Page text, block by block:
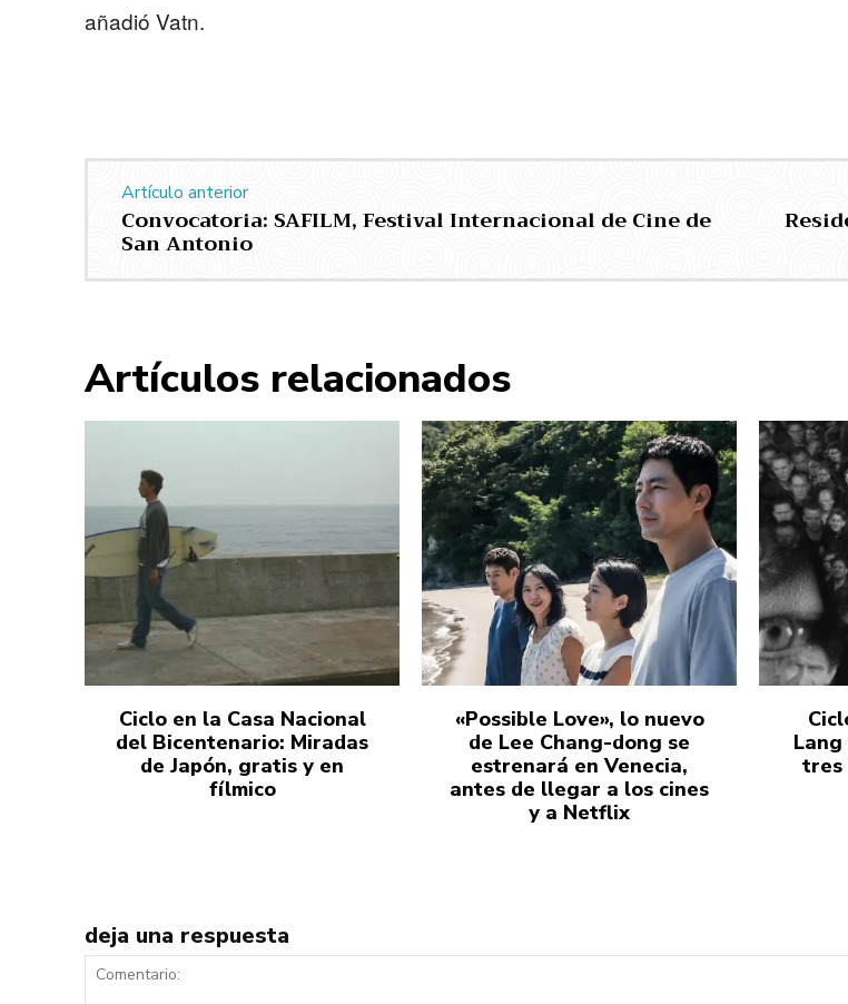
añadió Vatn.
Artículo anterior
Convocatoria: SAFILM, Festival Internacional de Cine de
San Antonio
Artículos relacionados
Ciclo en la Casa Nacional
del Bicentenario: Miradas
de Japón, gratis y en
fílmico
«Possible Love», lo nuevo
de Lee Chang-dong se
estrenará en Venecia,
antes de llegar a los cines
y a Netflix
Lang
tres
deja una respuesta